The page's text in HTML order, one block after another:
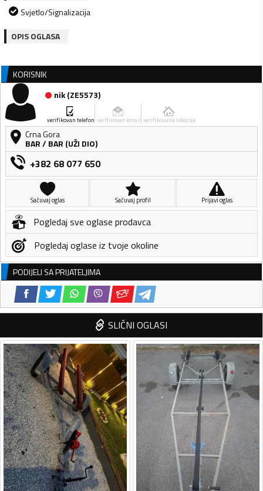
Svjetlo/Signalizacija
OPIS OGLASA
KORISNIK
nik(ZE5573)
verifikovan telefon verifikovan email verifikovana lokacija
Crna Gora
BAR/ BAR (UŽI DIO)
+382 68 077 650
Sačuvaj oglas Sačuvaj profil Prijavi oglas
Pogledaj sve oglase prodavca
Pogledaj oglase iz tvoje okoline
PODIJELI SA PRIJATELJIMA
SLIČNI OGLASI